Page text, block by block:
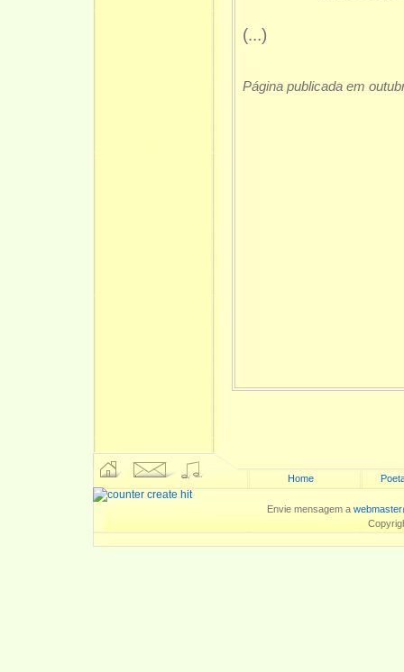
(...)
Página publicada em
Home
Envie mensagem a